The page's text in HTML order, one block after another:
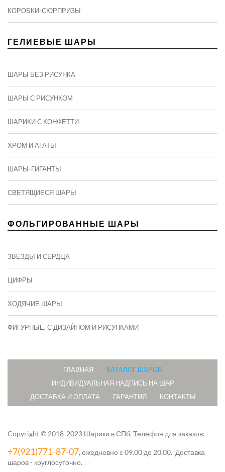
КОРОБКИ-СЮРПРИЗЫ
ГЕЛИЕВЫЕ ШАРЫ
ШАРЫ БЕЗ РИСУНКА
ШАРЫ С РИСУНКОМ
ШАРИКИ С КОНФЕТТИ
ХРОМ И АГАТЫ
ШАРЫ-ГИГАНТЫ
СВЕТЯЩИЕСЯ ШАРЫ
ФОЛЬГИРОВАННЫЕ ШАРЫ
ЗВЕЗДЫ И СЕРДЦА
ЦИФРЫ
ХОДЯЧИЕ ШАРЫ
ФИГУРНЫЕ, С ДИЗАЙНОМ И РИСУНКАМИ
ГЛАВНАЯ
КАТАЛОГ ШАРОВ
ИНДИВИДУАЛЬНАЯ НАДПИСЬ НА ШАР
ДОСТАВКА И ОПЛАТА
ГАРАНТИЯ КОНТАКТЫ
Copyright © 2018-2023 Шарики в СПб.Телефон для заказов:
+7(921)771-87-07, ежедневно с 09.00 до 20.00. Доставка
шаров - круглосуточно.